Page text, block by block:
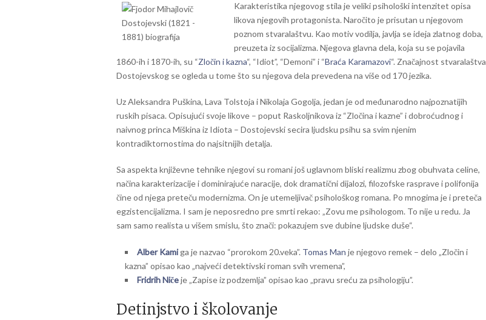
Karakteristika njegovog stila je veliki psihološki intenzitet opisa
likova njegovih protagonista. Naročito je prisutan u njegovom
poznom stvaralaštvu. Kao motiv vodilja, javlja se ideja zlatnog doba,
preuzeta iz socijalizma. Njegova glavna dela, koja su se pojavila
1860-ih i 1870-ih, su “Zločin i kazna“, “Idiot”, “Demoni” i “Braća Karamazovi“. Značajnost stvaralaštva
Dostojevskog se ogleda u tome što su njegova dela prevedena na više od 170 jezika.
Uz Aleksandra Puškina, Lava Tolstoja i Nikolaja Gogolja, jedan je od međunarodno najpoznatijih
ruskih pisaca. Opisujući svoje likove – poput Raskoljnikova iz “Zločina i kazne” i dobroćudnog i
naivnog princa Miškina iz Idiota – Dostojevski secira ljudsku psihu sa svim njenim
kontradiktornostima do najsitnijih detalja.
Sa aspekta književne tehnike njegovi su romani još uglavnom bliski realizmu zbog obuhvata celine,
načina karakterizacije i dominirajuće naracije, dok dramatični dijalozi, filozofske rasprave i polifonija
čine od njega preteču modernizma. On je utemeljivač psihološkog romana. Po mnogima je i preteča
egzistencijalizma. I sam je neposredno pre smrti rekao: „Zovu me psihologom. To nije u redu. Ja
sam samo realista u višem smislu, što znači: pokazujem sve dubine ljudske duše“.
Alber Kamiga je nazvao “prorokom 20.veka”. Tomas Man je njegovo remek – delo „Zločin i
kazna” opisao kao „najveći detektivski roman svih vremena”,
Fridrih Ničeje „Zapise iz podzemlja” opisao kao „pravu sreću za psihologiju”.
Detinjstvo i školovanje